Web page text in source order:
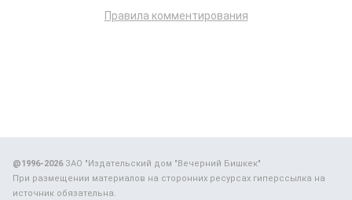
Правила комментирования
@1996-2026ЗАО "Издательский дом "Вечерний Бишкек"
При размещении материалов на сторонних ресурсах гиперссылка на
источник обязательна.